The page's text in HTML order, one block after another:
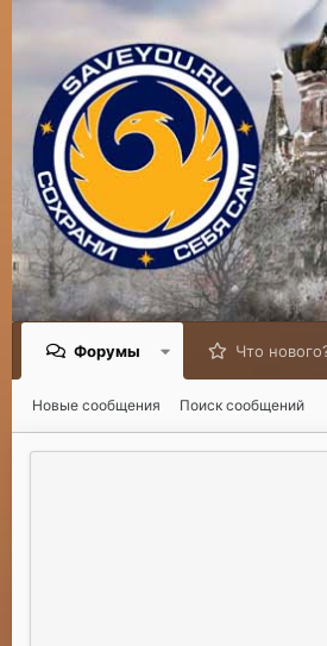
Форумы Что
Новые сообщения Поиск сообщений